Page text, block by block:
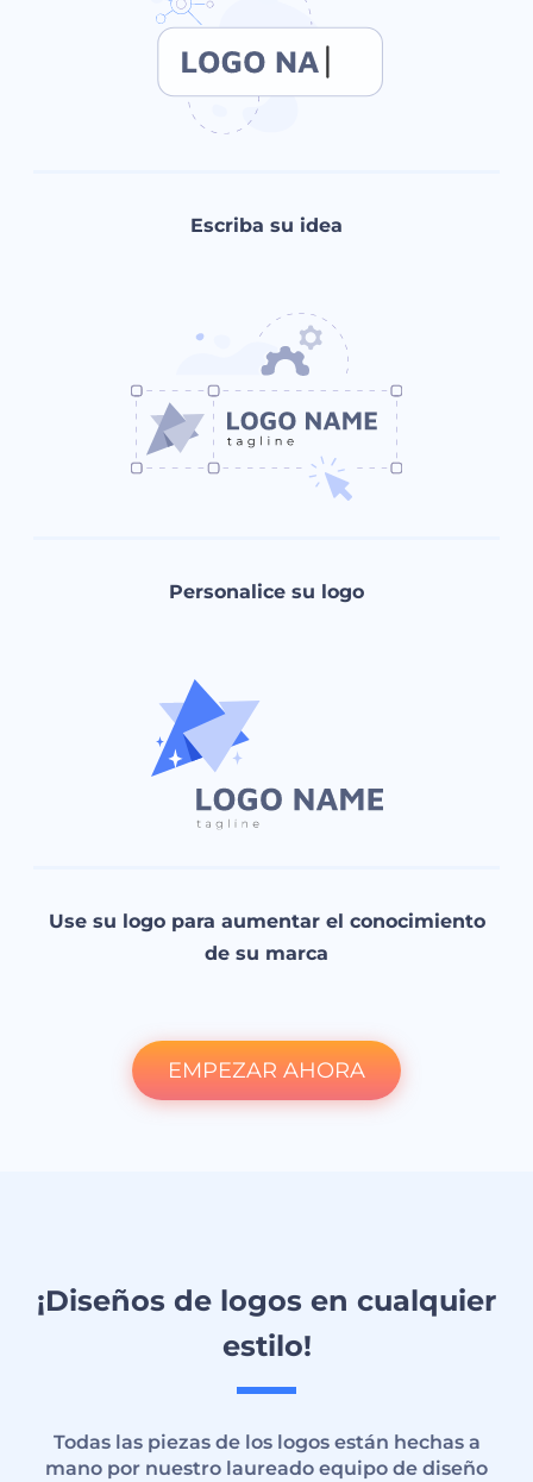
Escriba su idea
Personalice su logo
Use su logo para aumentar el conocimiento
de su marca
EMPEZAR AHORA
¡Diseños de logos en cualquier
estilo!
Todas las piezas de los logos están hechas a
mano por nuestro laureado equipo de diseño